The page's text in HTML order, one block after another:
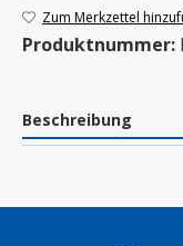
Zum Merkzettel
Produktnummer:
Beschreibung